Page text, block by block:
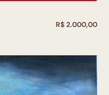
R$ 2.000,00